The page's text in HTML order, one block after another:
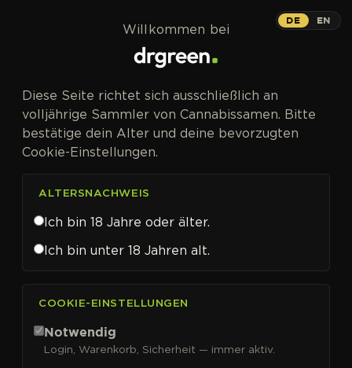
CANNABISSAMEN VON HUMBOLDT SEED ORG. KAUFEN
Humboldt Seed Org.
DE EN
Willkommen bei
Diese Seite richtet sich ausschließlich an
volljährige Sammler von Cannabissamen. Bitte
bestätige dein Alter und deine bevorzugten
Cookie-Einstellungen.
ALTERSNACHWEIS
Ich bin 18 Jahre oder älter.
Ich bin unter 18 Jahren alt.
COOKIE-EINSTELLUNGEN
Notwendig
Login, Warenkorb, Sicherheit — immer aktiv.